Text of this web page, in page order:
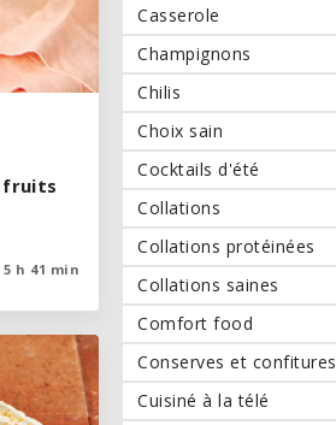
fruits
5 h 41 min
fruits
5 h 41 min
Casserole
Champignons
Chilis
Choix sain
Cocktails d'été
Collations
Collations protéinées
Collations saines
Comfort food
Conserves et confitures
Cuisiné à la télé